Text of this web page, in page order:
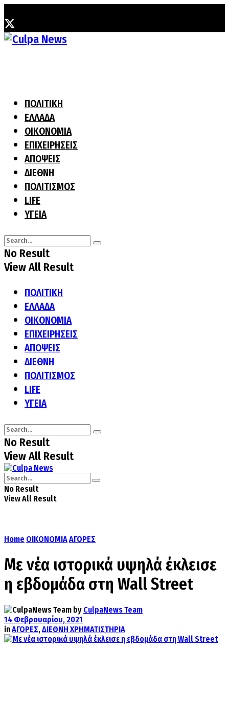
ΠΟΛΙΤΙΚΗ
ΕΛΛΑΔΑ
ΟΙΚΟΝΟΜΙΑ
ΕΠΙΧΕΙΡΗΣΕΙΣ
ΑΠΟΨΕΙΣ
ΔΙΕΘΝΗ
ΠΟΛΙΤΙΣΜΟΣ
LIFE
ΥΓΕΙΑ
No Result
View All Result
ΠΟΛΙΤΙΚΗ
ΕΛΛΑΔΑ
ΟΙΚΟΝΟΜΙΑ
ΕΠΙΧΕΙΡΗΣΕΙΣ
ΑΠΟΨΕΙΣ
ΔΙΕΘΝΗ
ΠΟΛΙΤΙΣΜΟΣ
LIFE
ΥΓΕΙΑ
No Result
View All Result
No Result
View All Result
Home ΟΙΚΟΝΟΜΙΑΑΓΟΡΕΣ
Με νέα ιστορικά υψηλά έκλεισε
η εβδομάδα στη Wall Street
by CulpaNews Team
14 Φεβρουαρίου, 2021
inΑΓΟΡΕΣ,ΔΙΕΘΝΗ ΧΡΗΜΑΤΙΣΤΗΡΙΑ